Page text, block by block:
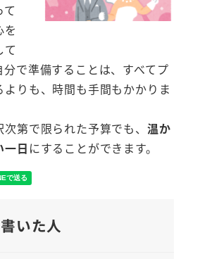
て
を
て
で準備することは、すべてプ
よりも、時間も手間もかかりま
第で限られた予算でも、 温か
一日 にすることができます。
いた人